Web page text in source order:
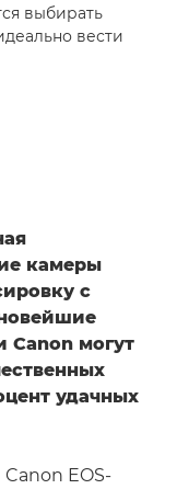
выбирать
вести
камеры
с
Canon могут
удачных
EOS-